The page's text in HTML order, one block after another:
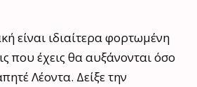
είναι ιδιαίτερα φορτωμένη
που έχεις θα αυξάνονται όσο
Λέοντα. Δείξε την